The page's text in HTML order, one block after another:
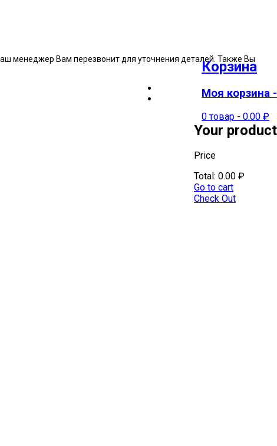
Корзина
Моя корзина -
0 товар - 0.00 ₽
Your product
Price
Total: 0.00 ₽
Go to cart
Check Out
менеджер Вам перезвонит для уточнения деталей. Также Вы